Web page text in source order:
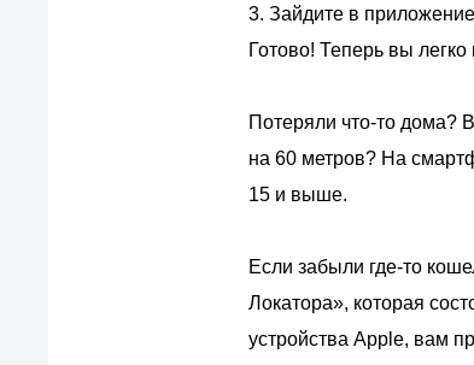
3. Зайдите в
Готово! Теперь вы
Потеряли что-то дома?
на 60 метров? На
15 и выше.
Если забыли где-то
Локатора», которая
устройства Apple, вам